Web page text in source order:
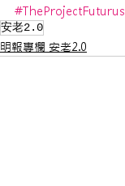
#TheProjectFuturus
安老2.0
明報專欄 安老2.0